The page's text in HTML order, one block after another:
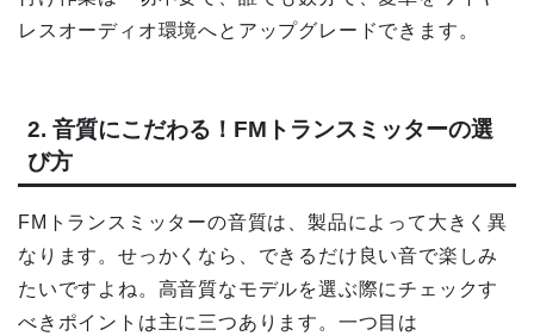
レスオーディオ環境へとアップグレードできます。
2. 音質にこだわる！FMトランスミッターの選
び方
FMトランスミッターの音質は、製品によって大きく異
なります。せっかくなら、できるだけ良い音で楽しみ
たいですよね。高音質なモデルを選ぶ際にチェックす
べきポイントは主に三つあります。一つ目は